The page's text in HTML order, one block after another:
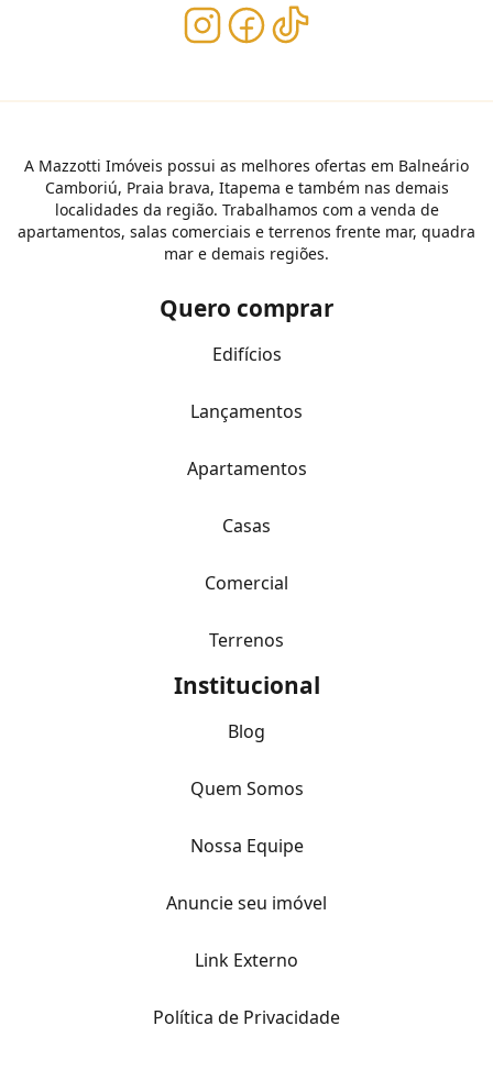
A Mazzotti Imóveis possui as melhores ofertas em Balneário
Camboriú, Praia brava, Itapema e também nas demais
localidades da região. Trabalhamos com a venda de
apartamentos, salas comerciais e terrenos frente mar, quadra
mar e demais regiões.
Quero comprar
Edifícios
Lançamentos
Apartamentos
Casas
Comercial
Terrenos
Institucional
Blog
Quem Somos
Nossa Equipe
Anuncie seu imóvel
Link Externo
Política de Privacidade